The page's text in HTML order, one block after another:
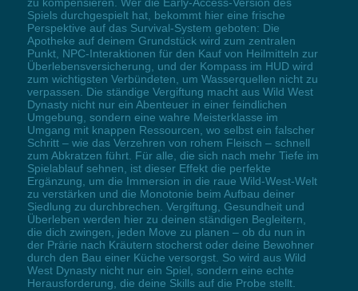
zu kompensieren. Wer die Early-Access-Version des
Spiels durchgespielt hat, bekommt hier eine frische
Perspektive auf das Survival-System geboten: Die
Apotheke auf deinem Grundstück wird zum zentralen
Punkt, NPC-Interaktionen für den Kauf von Heilmitteln zur
Überlebensversicherung, und der Kompass im HUD wird
zum wichtigsten Verbündeten, um Wasserquellen nicht zu
verpassen. Die ständige Vergiftung macht aus Wild West
Dynasty nicht nur ein Abenteuer in einer feindlichen
Umgebung, sondern eine wahre Meisterklasse im
Umgang mit knappen Ressourcen, wo selbst ein falscher
Schritt – wie das Verzehren von rohem Fleisch – schnell
zum Abkratzen führt. Für alle, die sich nach mehr Tiefe im
Spielablauf sehnen, ist dieser Effekt die perfekte
Ergänzung, um die Immersion in die raue Wild-West-Welt
zu verstärken und die Monotonie beim Aufbau deiner
Siedlung zu durchbrechen. Vergiftung, Gesundheit und
Überleben werden hier zu deinen ständigen Begleitern,
die dich zwingen, jeden Move zu planen – ob du nun in
der Prärie nach Kräutern stocherst oder deine Bewohner
durch den Bau einer Küche versorgst. So wird aus Wild
West Dynasty nicht nur ein Spiel, sondern eine echte
Herausforderung, die deine Skills auf die Probe stellt.